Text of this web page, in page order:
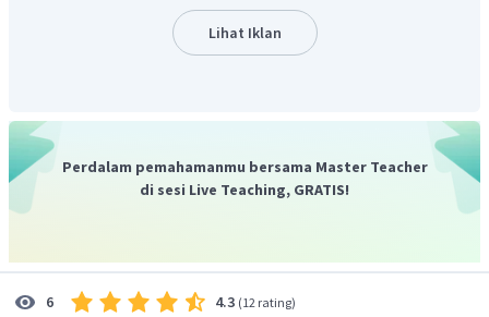
sama dengan Ne)
(konfigurasi elektron
dengan rumus
Dengan demikian, atom Mg dan atom F dapat
Lihat Iklan
Perdalam pemahamanmu bersama Master Teacher
di sesi Live Teaching, GRATIS!
6 4.3 (12 rating)